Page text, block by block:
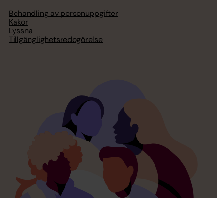
Behandling av personuppgifter
Kakor
Lyssna
Tillgänglighetsredogörelse